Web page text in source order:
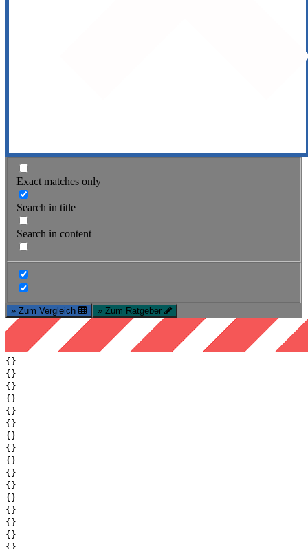
Exact matches only
Search in title
Search in content
» Zum Vergleich » Zum Ratgeber
{}
{}
{}
{}
{}
{}
{}
{}
{}
{}
{}
{}
{}
{}
{}